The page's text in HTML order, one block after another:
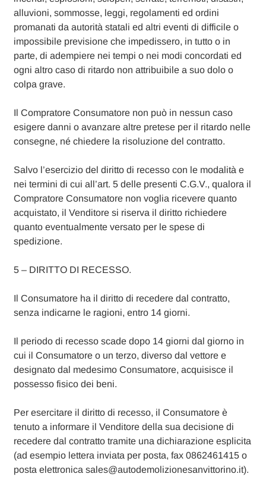
alluvioni, sommosse, leggi, regolamenti ed ordini
promanati da autorità statali ed altri eventi di difficile o
impossibile previsione che impedissero, in tutto o in
parte, di adempiere nei tempi o nei modi concordati ed
ogni altro caso di ritardo non attribuibile a suo dolo o
colpa grave.
Il Compratore Consumatore non può in nessun caso
esigere danni o avanzare altre pretese per il ritardo nelle
consegne, né chiedere la risoluzione del contratto.
Salvo l’esercizio del diritto di recesso con le modalità e
nei termini di cui all’art. 5 delle presenti C.G.V., qualora il
Compratore Consumatore non voglia ricevere quanto
acquistato, il Venditore si riserva il diritto richiedere
quanto eventualmente versato per le spese di
spedizione.
5 – DIRITTO DI RECESSO.
Il Consumatore ha il diritto di recedere dal contratto,
senza indicarne le ragioni, entro 14 giorni.
Il periodo di recesso scade dopo 14 giorni dal giorno in
cui il Consumatore o un terzo, diverso dal vettore e
designato dal medesimo Consumatore, acquisisce il
possesso fisico dei beni.
Per esercitare il diritto di recesso, il Consumatore è
tenuto a informare il Venditore della sua decisione di
recedere dal contratto tramite una dichiarazione esplicita
(ad esempio lettera inviata per posta, fax 0862461415 o
posta elettronica sales@autodemolizionesanvittorino.it).